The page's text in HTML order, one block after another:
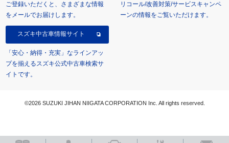
ご登録いただくと、さまざまな情報
をメールでお届けします。
リコール/改善対策/サービスキャンペ
ーンの情報をご覧いただけます。
スズキ中古車情報サイト
「安心・納得・充実」なラインアッ
プを揃えるスズキ公式中古車検索サ
イトです。
©2026 SUZUKI JIHAN NIIGATA CORPORATION Inc. All rights reserved.